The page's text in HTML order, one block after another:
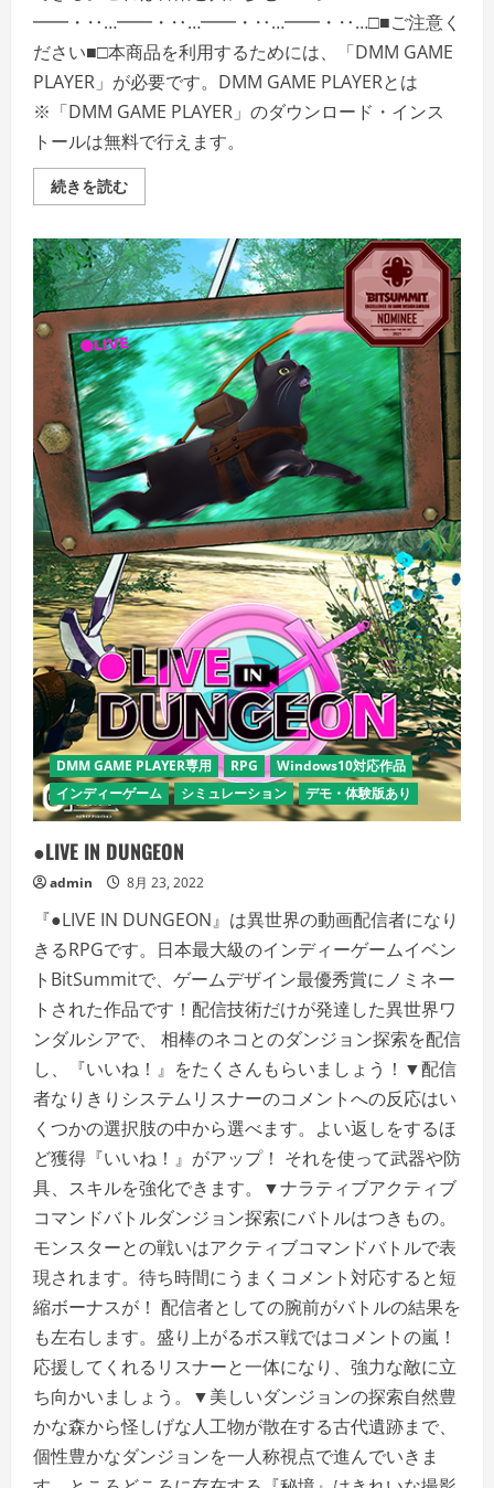
━━・‥…━━・‥…━━・‥…━━・‥…□■ご注意く
ださい■□本商品を利用するためには、「DMM GAME
PLAYER」が必要です。DMM GAME PLAYERとは
※「DMM GAME PLAYER」のダウンロード・インス
トールは無料で行えます。
続きを読むPIANOFORTE
の
を
ご
覧
く
だ
さ
い
DMM GAME PLAYER専用 RPG
Windows10対応作品
インディーゲーム
シミュレーション デモ・体験版あり
●LIVE IN DUNGEON
admin 8月 23, 2022
『●LIVE IN DUNGEON』は異世界の動画配信者になり
きるRPGです。日本最大級のインディーゲームイベン
トBitSummitで、ゲームデザイン最優秀賞にノミネー
トされた作品です！配信技術だけが発達した異世界ワ
ンダルシアで、 相棒のネコとのダンジョン探索を配信
し、『いいね！』をたくさんもらいましょう！▼配信
者なりきりシステムリスナーのコメントへの反応はい
くつかの選択肢の中から選べます。よい返しをするほ
ど獲得『いいね！』がアップ！ それを使って武器や防
具、スキルを強化できます。▼ナラティブアクティブ
コマンドバトルダンジョン探索にバトルはつきもの。
モンスターとの戦いはアクティブコマンドバトルで表
現されます。待ち時間にうまくコメント対応すると短
縮ボーナスが！ 配信者としての腕前がバトルの結果を
も左右します。盛り上がるボス戦ではコメントの嵐！
応援してくれるリスナーと一体になり、強力な敵に立
ち向かいましょう。▼美しいダンジョンの探索自然豊
かな森から怪しげな人工物が散在する古代遺跡まで、
個性豊かなダンジョンを一人称視点で進んでいきま